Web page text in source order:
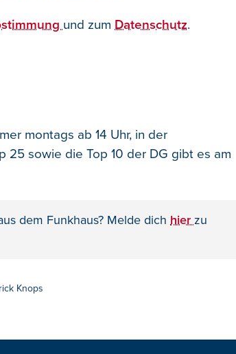
und zum Datenschutz.
montags ab 14 Uhr, in der
25 sowie die Top 10 der DG gibt es am
dem Funkhaus? Melde dich hier zu
Knops